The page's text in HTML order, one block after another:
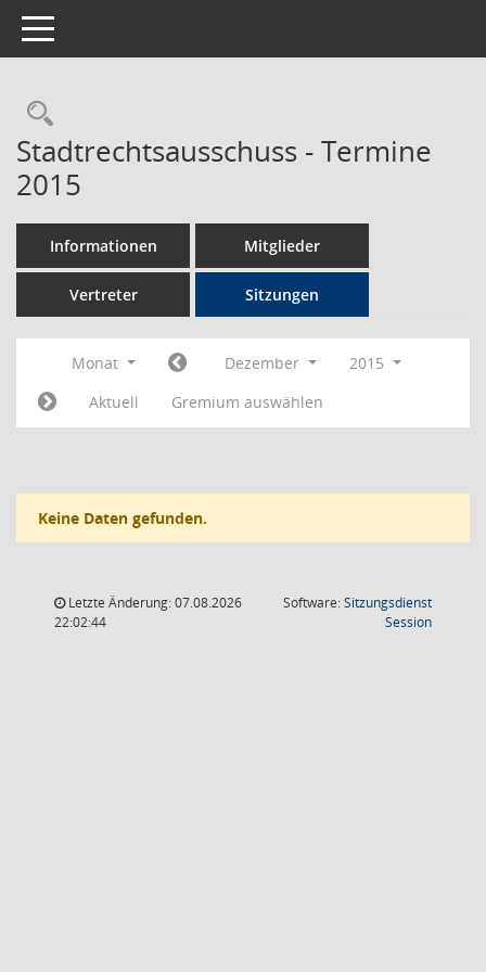
Toggle navigation
Rechercheauswahl
Stadtrechtsausschuss - Termine
2015
Informationen Mitglieder
Vertreter Sitzungen
Monat Dezember
2015
Aktuell
Gremium auswählen
Keine Daten gefunden.
Letzte Änderung: 07.08.2026
22:02:44
Software:Sitzungsdienst
Session(Wird in